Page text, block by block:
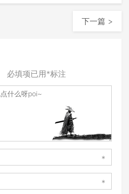
下一篇 >
必填项已用*标注
*
*